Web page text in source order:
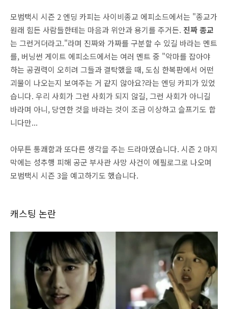
모범택시 시즌 2 엔딩 카피는 사이비종교 에피소드에서는 "종교가
원래 힘든 사람들한테는 마음과 위안과 용기를 주거든. 진짜 종교
는 그런거더라고."라며 진짜와 가짜를 구분할 수 있길 바라는 멘트
를, 버닝썬 게이트 에피소드에서는 여러 멘트 중 "악마를 잡아야
하는 공권력이 오히려 그들과 결탁했을 때, 도심 한복판에서 어떤
괴물이 나오는지 보여주는 거 같지 않아요?라는 엔딩 카피가 있었
습니다. 우리 사회가 그런 사회가 되지 않길, 그런 사회가 아니길
바라며 아니, 당연한 것을 바라는 것이 조금 이상하고 슬프기도 합
니다만...
아무튼 통쾌함과 또다른 생각을 주는 드라마였습니다. 시즌 2 마지
막에는 성추행 피해 공군 부사관 사망 사건이 에필로그로 나오며
모범택시 시즌 3을 예고하기도 했습니다.
캐스팅 논란